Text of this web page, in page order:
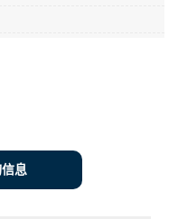
息